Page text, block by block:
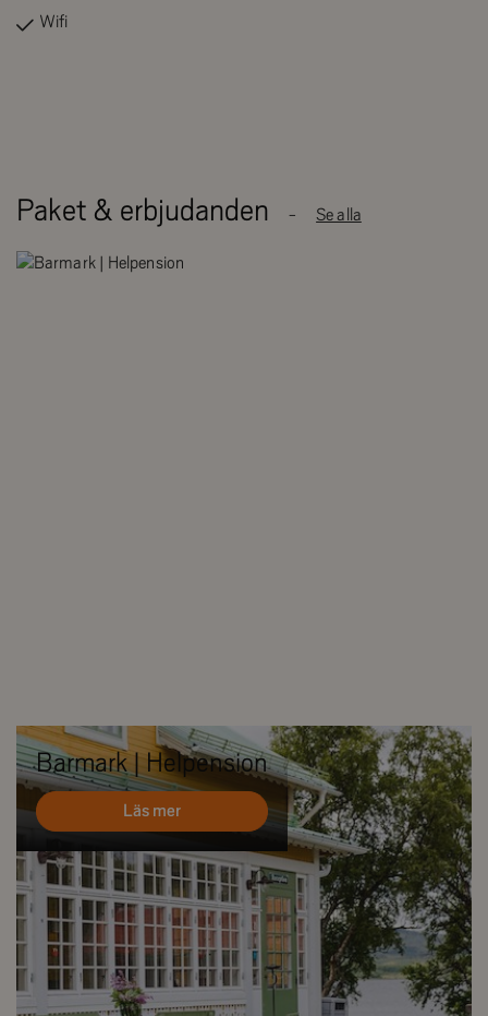
enklare standard än rummen i Premiumkategorin.
Wifi
Paket & erbjudanden Se alla
Barmark | Helpension
Läs mer